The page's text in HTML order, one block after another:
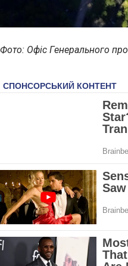
Фото: Офіс Генерального